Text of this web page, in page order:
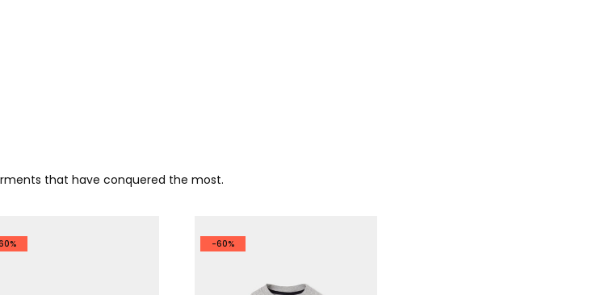
that have conquered the most.
-60%